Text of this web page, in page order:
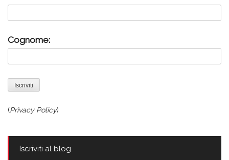
Cognome:
(Privacy Policy)
Iscriviti al blog